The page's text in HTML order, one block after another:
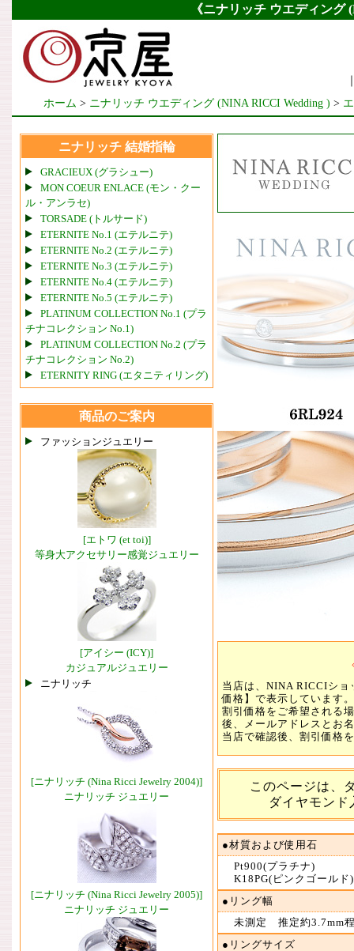
《ニナリッチ ウエディン
ホーム > ニナリッチ ウエディング (NINA RICCI Wedding ) >
当店は、NINA RICCIショ
価格】で表示しています。
割引価格をご希望される
後、メールアドレスとお
当店で確認後、割引価格
このページは、
ダイヤモン
●材質および使用石
Pt900(プラチナ)
K18PG(ピンクゴールド)
●リング幅
未測定 推定約3.7mm
●リングサイズ
ニナリッチ 結婚指輪
GRACIEUX (グラシュー)
MON COEUR ENLACE (モン・クー
ル・アンラセ)
TORSADE (トルサード)
ETERNITE No.1 (エテルニテ)
ETERNITE No.2 (エテルニテ)
ETERNITE No.3 (エテルニテ)
ETERNITE No.4 (エテルニテ)
ETERNITE No.5 (エテルニテ)
PLATINUM COLLECTION No.1 (プラ
チナコレクション No.1)
PLATINUM COLLECTION No.2 (プラ
チナコレクション No.2)
ETERNITY RING (エタニティリング)
商品のご案内
ファッションジュエリー
[エトワ (et toi)]
等身大アクセサリー感覚ジュエリー
[アイシー (ICY)]
カジュアルジュエリー
ニナリッチ
[ニナリッチ (Nina Ricci Jewelry 2004)]
ニナリッチ ジュエリー
[ニナリッチ (Nina Ricci Jewelry 2005)]
ニナリッチ ジュエリー